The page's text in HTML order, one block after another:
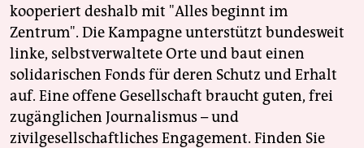
kooperiert deshalb mit "Alles beginnt im
Zentrum". Die Kampagne unterstützt bundesweit
linke, selbstverwaltete Orte und baut einen
solidarischen Fonds für deren Schutz und Erhalt
auf. Eine offene Gesellschaft braucht guten, frei
zugänglichen Journalismus – und
zivilgesellschaftliches Engagement. Finden Sie